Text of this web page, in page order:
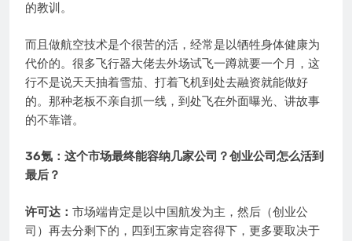
的教训。
而且做航空技术是个很苦的活，经常是以牺牲身体健康为
代价的。很多飞行器大佬去外场试飞一蹲就要一个月，这
行不是说天天抽着雪茄、打着飞机到处去融资就能做好
的。那种老板不亲自抓一线，到处飞在外面曝光、讲故事
的不靠谱。
36氪：这个市场最终能容纳几家公司？创业公司怎么活到
最后？
许可达： 市场端肯定是以中国航发为主，然后（创业公
司）再去分剩下的，四到五家肯定容得下，更多要取决于